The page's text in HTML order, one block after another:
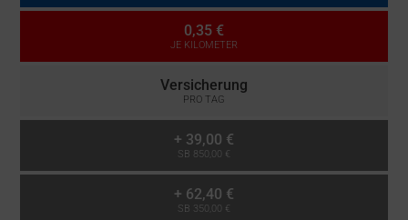
0,35 €
JE KILOMETER
Versicherung
PRO TAG
+ 39,00 €
SB 850,00 €
+ 62,40 €
SB 350,00 €